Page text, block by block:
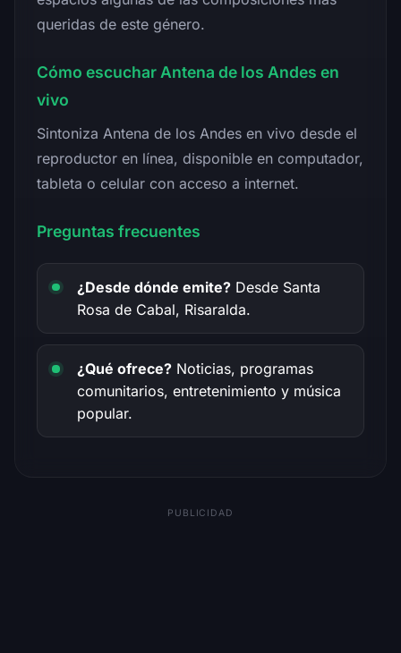
queridas de este género.
Cómo escuchar Antena de los Andes en
vivo
Sintoniza Antena de los Andes en vivo desde el
reproductor en línea, disponible en computador,
tableta o celular con acceso a internet.
Preguntas frecuentes
¿Desde dónde emite? Desde Santa
Rosa de Cabal, Risaralda.
¿Qué ofrece? Noticias, programas
comunitarios, entretenimiento y música
popular.
PUBLICIDAD